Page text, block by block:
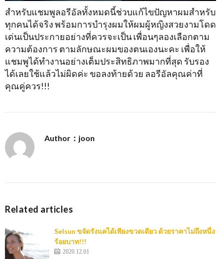
สำหรับแชมพูลอรีอัลทั้งหมดนี้ช่วบแก้ไขปัญหาผมสำหรับ
ทุกคนได้จริง พร้อมการบำรุงผมให้ผมผู้หญิงสวยงามโดด
เด่นเป็นประกายอย่างที่ควรจะเป็น เพื่อนๆลองเลือกตาม
ความต้องการ ตามลักษณะผมของตนเองนะคะ เพื่อให้
แชมพูได้ทำงานอย่างเต็มประสิทธิภาพมากที่สุด รับรอง
ได้เลยใช้แล้วไม่ผิดค่ะ ขอลงท้ายด้วย ลอรีอัลคุณค่าที่
คุณคู่ควร!!!
Author：joon
Related articles
Selsun ขจัดรังแคได้เพียงขวดเดียว ด้วยราคาไม่ถึงหนึ่ง
ร้อยบาท!!!
2020.12.01